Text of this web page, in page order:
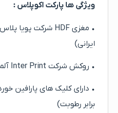
ویژگی ها پارکت اکوپلاس :
ایرانی)
• روکش شرکت Inter Print آلمان
• دارای کلیک های پارافین
برابر رطوبت)